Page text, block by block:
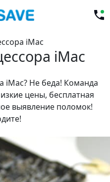
iMac
iMac
iMac? Не беда! Команда
цены, бесплатная
выявление поломок!